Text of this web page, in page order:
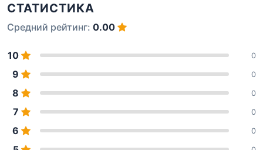
СТАТИСТИКА
Средний рейтинг: 0.00
10 0
9 0
8 0
7 0
6 0